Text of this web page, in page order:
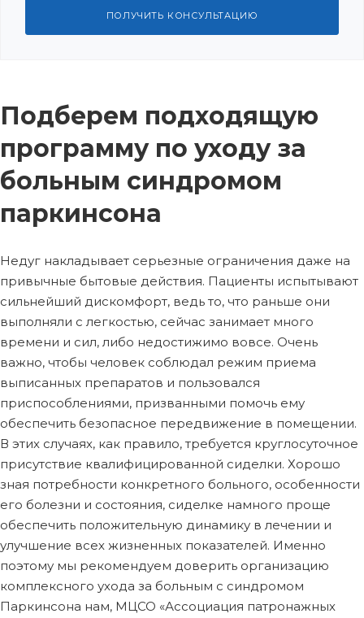
ПОЛУЧИТЬ КОНСУЛЬТАЦИЮ
Подберем подходящую
программу по уходу за
больным синдромом
паркинсона
Недуг накладывает серьезные ограничения даже на
привычные бытовые действия. Пациенты испытывают
сильнейший дискомфорт, ведь то, что раньше они
выполняли с легкостью, сейчас занимает много
времени и сил, либо недостижимо вовсе. Очень
важно, чтобы человек соблюдал режим приема
выписанных препаратов и пользовался
приспособлениями, призванными помочь ему
обеспечить безопасное передвижение в помещении.
В этих случаях, как правило, требуется круглосуточное
присутствие квалифицированной сиделки. Хорошо
зная потребности конкретного больного, особенности
его болезни и состояния, сиделке намного проще
обеспечить положительную динамику в лечении и
улучшение всех жизненных показателей. Именно
поэтому мы рекомендуем доверить организацию
комплексного ухода за больным с синдромом
Паркинсона нам, МЦСО «Ассоциация патронажных